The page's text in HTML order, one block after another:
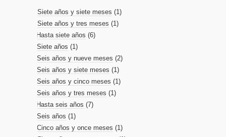
Siete años y siete meses (1)
Siete años y tres meses (1)
Hasta siete años (6)
Siete años (1)
Seis años y nueve meses (2)
Seis años y siete meses (1)
Seis años y cinco meses (1)
Seis años y tres meses (1)
Hasta seis años (7)
Seis años (1)
Cinco años y once meses (1)